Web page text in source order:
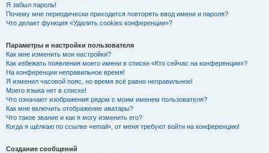
Я забыл пароль!
Почему мне периодически приходится повторять ввод имени и пароля?
Что делает функция «Удалить cookies конференции»?
Параметры и настройки пользователя
Как мне изменить мои настройки?
Как избежать появления моего имени в списке «Кто сейчас на конференции»?
На конференции неправильное время!
Я изменил часовой пояс, но время всё равно неправильное!
Моего языка нет в списке!
Что означают изображения рядом с моим именем пользователя?
Как мне включить отображение аватары?
Что такое звание и как я могу изменить его?
Когда я щёлкаю по ссылке «email», от меня требуют войти на конференцию!
Создание сообщений